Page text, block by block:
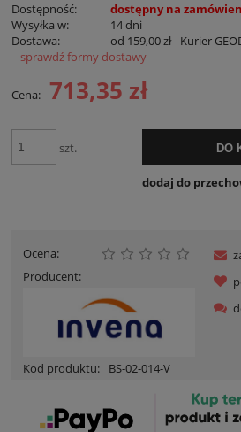
Dostępność:
dostępny na
Wysyłka w:
14 dni
Dostawa:
od 159,00 zł- Kurier
Cena nie zawiera ewentualnych kosztów
sprawdź formy dostawy
Cena: 713,35 zł
szt. DO
dodaj do
Ocena:
Producent:
Kod produktu: BS-02-014-V